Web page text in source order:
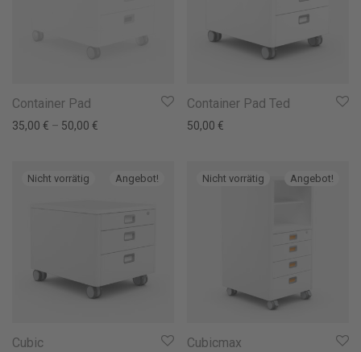
Container Pad
35,00 € – 50,00 €
Container Pad Ted
50,00 €
Angebot!
Cubic
Angebot!
Cubicmax